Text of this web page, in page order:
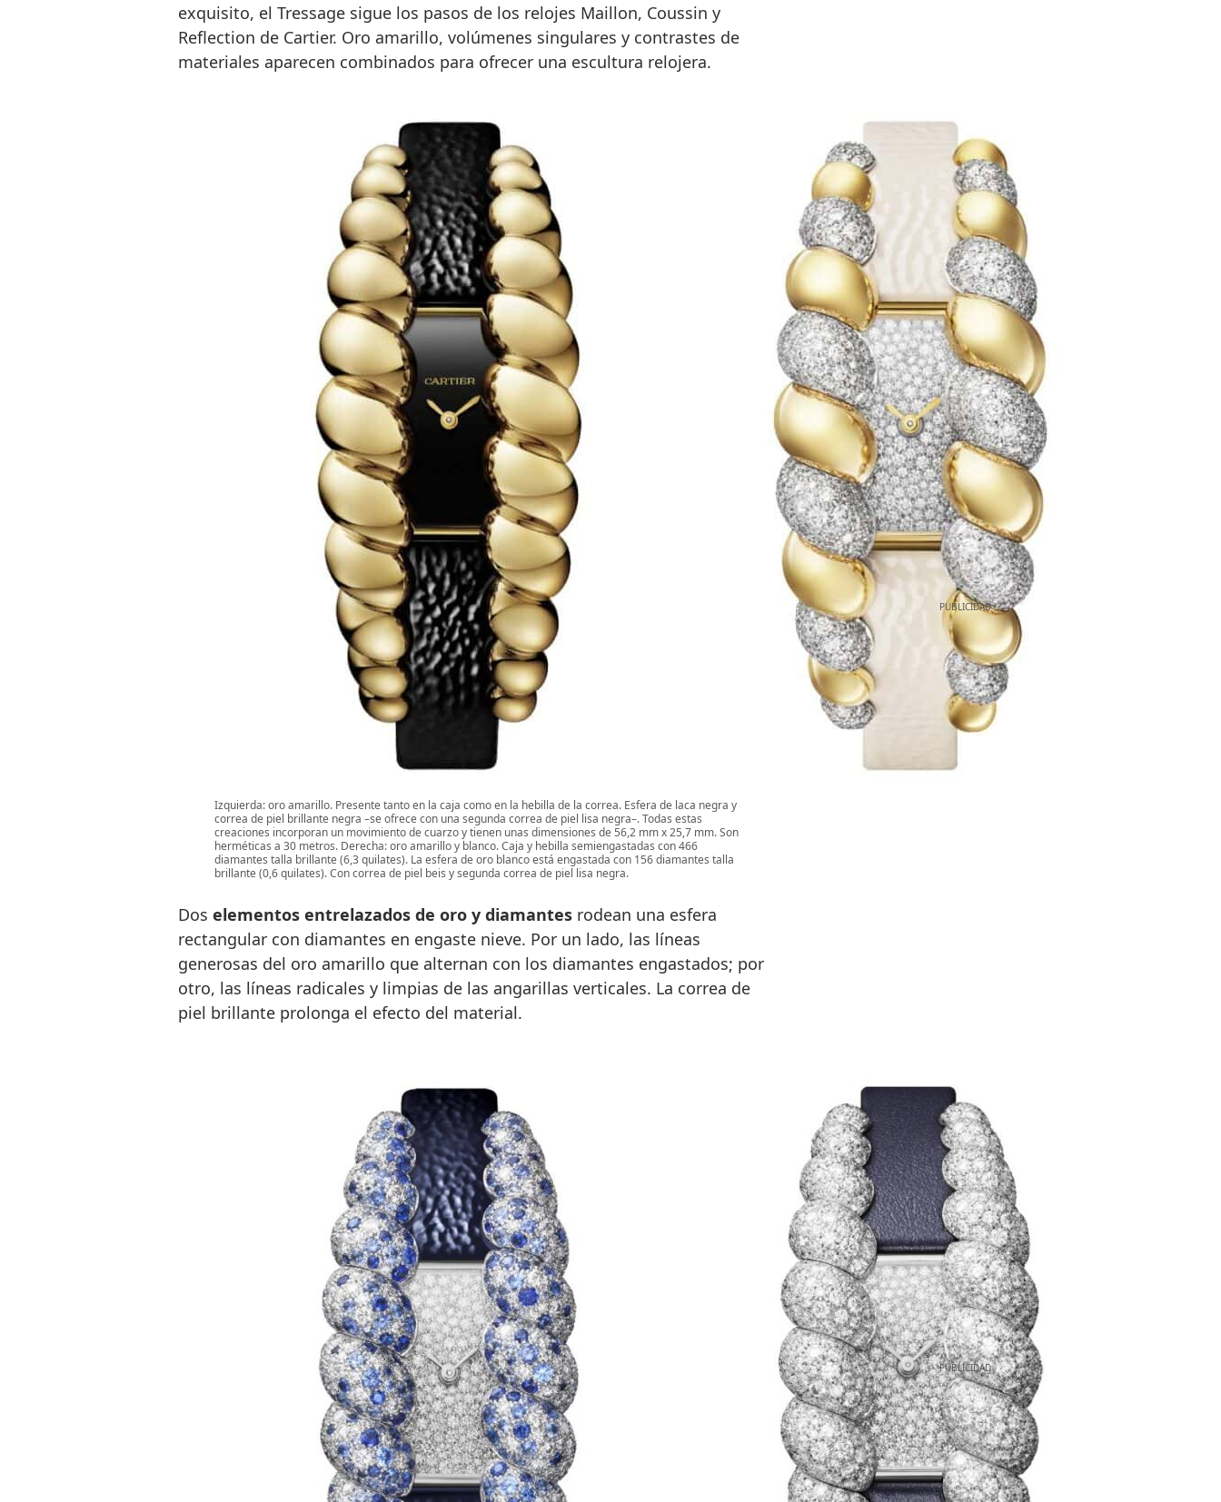
exquisito, el Tressage sigue los pasos de los relojes Maillon, Coussin y
Reflection de Cartier. Oro amarillo, volúmenes singulares y contrastes de
materiales aparecen combinados para ofrecer una escultura relojera.
Izquierda: oro amarillo. Presente tanto en la caja como en la hebilla de la correa. Esfera de laca negra y
correa de piel brillante negra –se ofrece con una segunda correa de piel lisa negra–. Todas estas
creaciones incorporan un movimiento de cuarzo y tienen unas dimensiones de 56,2 mm x 25,7 mm. Son
herméticas a 30 metros. Derecha: oro amarillo y blanco. Caja y hebilla semiengastadas con 466
diamantes talla brillante (6,3 quilates). La esfera de oro blanco está engastada con 156 diamantes talla
brillante (0,6 quilates). Con correa de piel beis y segunda correa de piel lisa negra.
Dos elementos entrelazados de oro y diamantesrodean una esfera
rectangular con diamantes en engaste nieve. Por un lado, las líneas
generosas del oro amarillo que alternan con los diamantes engastados; por
otro, las líneas radicales y limpias de las angarillas verticales. La correa de
piel brillante prolonga el efecto del material.